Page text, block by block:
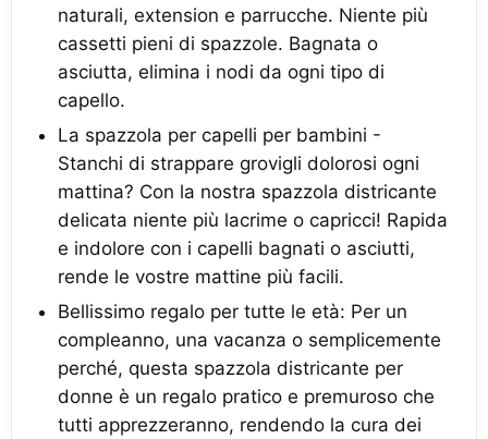
naturali, extension e parrucche. Niente più
cassetti pieni di spazzole. Bagnata o
asciutta, elimina i nodi da ogni tipo di
capello.
La spazzola per capelli per bambini -
Stanchi di strappare grovigli dolorosi ogni
mattina? Con la nostra spazzola districante
delicata niente più lacrime o capricci! Rapida
e indolore con i capelli bagnati o asciutti,
rende le vostre mattine più facili.
Bellissimo regalo per tutte le età: Per un
compleanno, una vacanza o semplicemente
perché, questa spazzola districante per
donne è un regalo pratico e premuroso che
tutti apprezzeranno, rendendo la cura dei